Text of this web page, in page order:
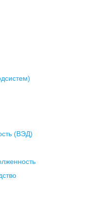
(ВЭД)